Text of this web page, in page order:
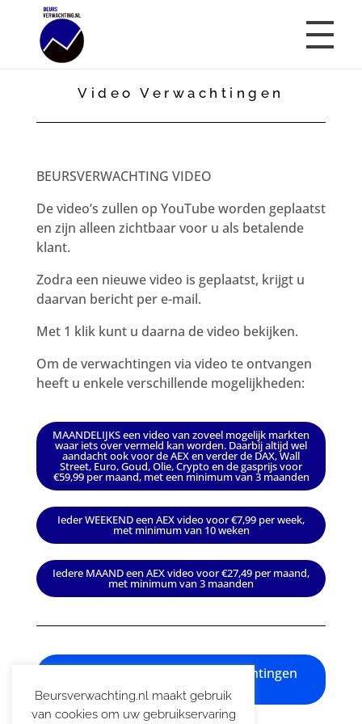
Video Verwachtingen
BEURSVERWACHTING VIDEO
De video’s zullen op YouTube worden geplaatst
en zijn alleen zichtbaar voor u als betalende
klant.
Zodra een nieuwe video is geplaatst, krijgt u
daarvan bericht per e-mail.
Met 1 klik kunt u daarna de video bekijken.
Om de verwachtingen via video te ontvangen
heeft u enkele verschillende mogelijkheden:
MAANDELIJKS een video van zoveel mogelijk markten
waar iets over vermeld kan worden. Daarbij altijd wel
aandacht ook voor de AEX en verder de DAX, Wall
Street, Euro, Goud, Olie, Crypto en de gasprijs voor
€59,99 per maand, met een minimum van 3 maanden
Ieder WEEKEND een AEX video voor €7,99 per week,
met minimum van 10 weken
Iedere MAAND een AEX video voor €27,49 per maand,
met minimum van 3 maanden
Klik hier voor info over verwachtingen
Beursverwachting.nl maakt gebruik
van cookies om uw gebruikservaring